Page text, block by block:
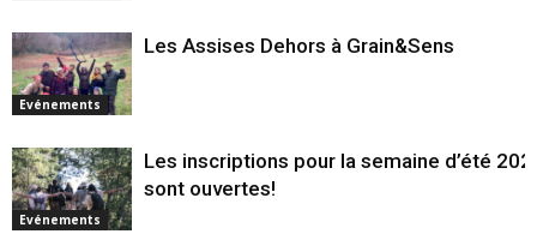
Evénements
Les Assises Dehors à Grain&Sens
Evénements
Les inscriptions pour la semaine d’été
sont ouvertes!